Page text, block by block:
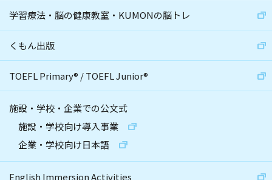
学習療法・脳の健康教室・KUMONの脳トレ
くもん出版
TOEFL Primary® /TOEFL Junior®
施設・学校・企業での公文式
施設・学校向け導入事業
企業・学校向け日本語
English Immersion Activities